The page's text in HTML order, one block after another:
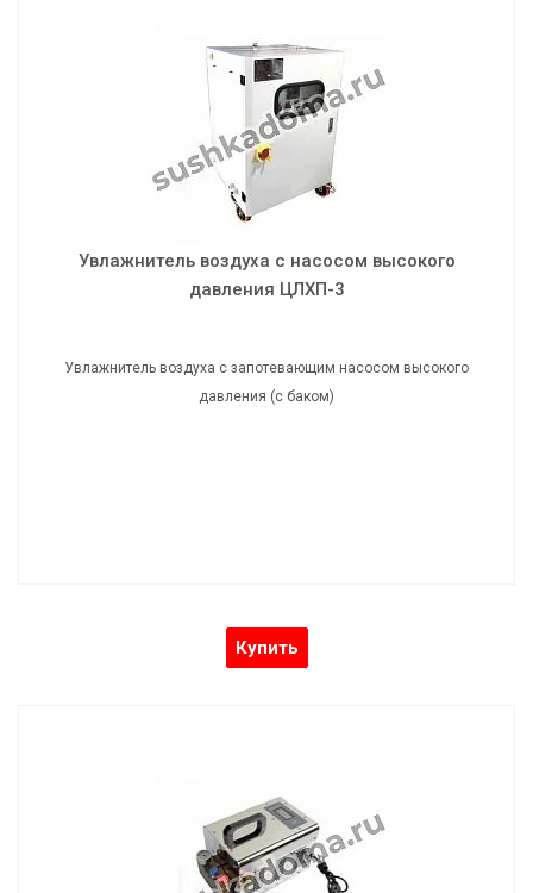
Увлажнитель воздуха с насосом высокого
давления ЦЛХП-3
Увлажнитель воздуха с запотевающим насосом высокого
давления (с баком)
давления ЦЛХП-3
Увлажнитель воздуха с запотевающим насосом высокого
давления (с баком)
Купить
давления ЦЛ-ХП1З
Увлажнитель воздуха с запотевающим насосом высокого